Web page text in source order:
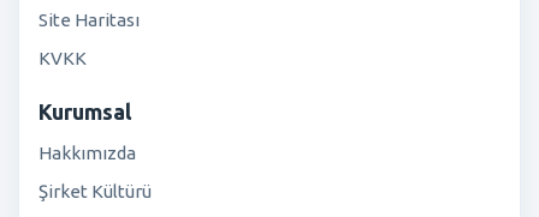
Site Haritası
KVKK
Kurumsal
Hakkımızda
Şirket Kültürü